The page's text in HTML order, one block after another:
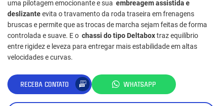
uma pilotagem emocionante e sua embreagem assistida e
deslizanteevita o travamento da roda traseira em frenagens
bruscas e permite que as trocas de marcha sejam feitas de forma
controlada e suave. E o chassi do tipo Deltaboxtraz equilíbrio
entre rigidez e leveza para entregar mais estabilidade em altas
velocidades e curvas.
RECEBA CONTATO WHATSAPP